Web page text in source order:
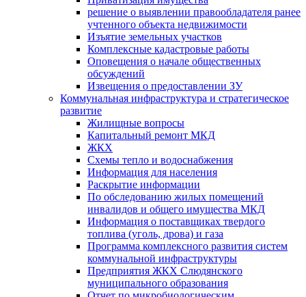
решение о выявлении правообладателя ранее
учтенного объекта недвижимости
Изъятие земельных участков
Комплексные кадастровые работы
Оповещения о начале общественных
обсуждений
Извещения о предоставлении ЗУ
Коммунальная инфраструктура и стратегическое
развитие
Жилищные вопросы
Капитальный ремонт МКД
ЖКХ
Схемы тепло и водоснабжения
Информация для населения
Раскрытие информации
По обследованию жилых помещений
инвалидов и общего имущества МКД
Информация о поставщиках твердого
топлива (уголь, дрова) и газа
Программа комплексного развития систем
коммунальной инфраструктуры
Предприятия ЖКХ Слюдянского
муниципального образования